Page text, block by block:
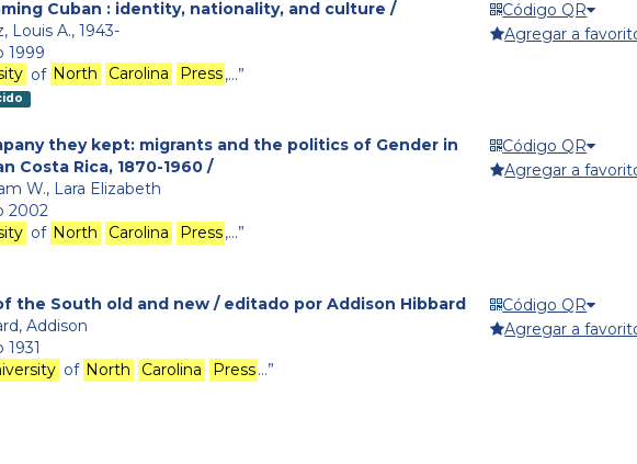
Cuban : identity, nationality, and culture /
Louis A., 1943-
1999
of North Carolina Press,…”
Código QR
Agregar a
they kept: migrants and the politics of Gender in
Costa Rica, 1870-1960 /
W., Lara Elizabeth
2002
of North Carolina Press,…”
Código QR
Agregar a
the South old and new / editado por Addison Hibbard
Addison
of North Carolina Press…”
Código QR
Agregar a